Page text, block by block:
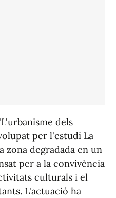
dels
per l'estudi La
zona degradada en un
per a la convivència
culturals i el
L'actuació ha